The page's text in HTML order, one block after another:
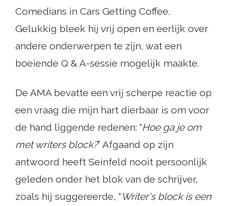
Comedians in Cars Getting Coffee.
Gelukkig bleek hij vrij open en eerlijk over
andere onderwerpen te zijn, wat een
boeiende Q & A-sessie mogelijk maakte.
De AMA bevatte een vrij scherpe reactie op
een vraag die mijn hart dierbaar is om voor
de hand liggende redenen: “Hoe ga je om
met writers block?” Afgaand op zijn
antwoord heeft Seinfeld nooit persoonlijk
geleden onder het blok van de schrijver,
zoals hij suggereerde, “Writer's block is een